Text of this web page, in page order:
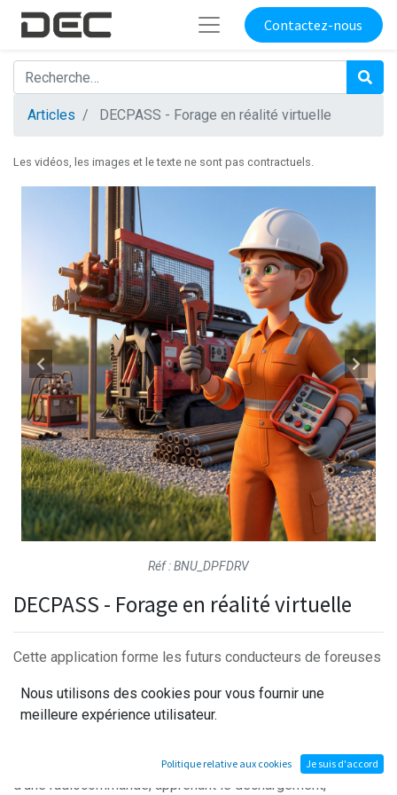
Contactez-nous
Articles DECPASS - Forage en réalité virtuelle
Les vidéos, les images et le texte ne sont pas contractuels.
Réf : BNU_DPFDRV
DECPASS - Forage en réalité virtuelle
Cette application forme les futurs conducteurs de foreuses
à intervenir sur les chantiers en toute sécurité. Chaque
activité débute par la préparation des documents et des
dangers. Les apprenants manipulent les engins à l'aide
d'une radiocommande, apprenant le déchargement,
Nous utilisons des cookies pour vous fournir une
meilleure expérience utilisateur.
Politique relative aux cookies Je suis d'accord